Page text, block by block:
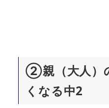
②親（大人）
くなる中2